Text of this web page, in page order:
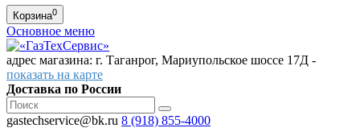
Корзина0
Основное меню
адрес магазина: г. Таганрог, Мариупольское шоссе 17Д -
показать на карте
Доставка по России
gastechservice@bk.ru 8 (918) 855-4000